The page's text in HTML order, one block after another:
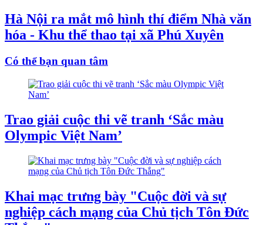
Hà Nội ra mắt mô hình thí điểm Nhà văn
hóa - Khu thể thao tại xã Phú Xuyên
Có thể bạn quan tâm
Trao giải cuộc thi vẽ tranh ‘Sắc màu
Olympic Việt Nam’
Khai mạc trưng bày "Cuộc đời và sự
nghiệp cách mạng của Chủ tịch Tôn Đức